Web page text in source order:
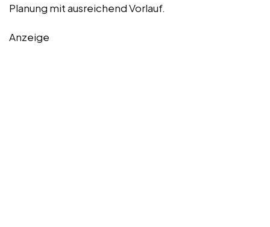
Planung mit ausreichend Vorlauf.
Anzeige